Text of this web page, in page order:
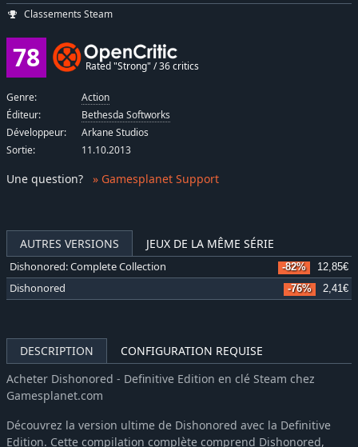
AUTRES VERSIONS JEUX DE LA MÊME SÉRIE
Dishonored: Complete Collection -82% 12,85€
Dishonored -76% 2,41€
DESCRIPTION
CONFIGURATION REQUISE
Acheter Dishonored - Definitive Edition en clé Steam chez
Gamesplanet.com
Découvrez la version ultime de Dishonored avec la Definitive
Edition. Cette compilation complète comprend Dishonored,
Classements Steam
78 Rated "Strong" / 36 critics
Genre:
Action
Éditeur:
Bethesda Softworks
Développeur:
Arkane Studios
Sortie:
11.10.2013
Une question? » Gamesplanet Support